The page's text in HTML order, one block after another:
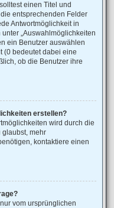
einen Titel und
entsprechenden Felder
Antwortmöglichkeit in
„Auswahlmöglichkeiten
ein Benutzer auswählen
(0 bedeutet dabei eine
ob die Benutzer ihre
erstellen?
wird durch die
glaubst, mehr
kontaktiere einen
vom ursprünglichen